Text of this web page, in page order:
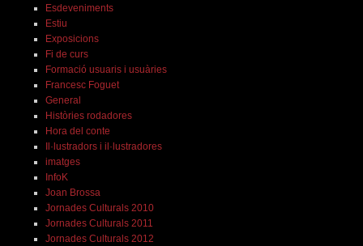
Esdeveniments
Estiu
Exposicions
Fi de curs
Formació usuaris i usuàries
Francesc Foguet
General
Històries rodadores
Hora del conte
Il·lustradors i il·lustradores
imatges
InfoK
Joan Brossa
Jornades Culturals 2010
Jornades Culturals 2011
Jornades Culturals 2012